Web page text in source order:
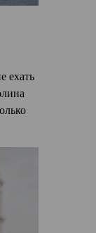
ехать